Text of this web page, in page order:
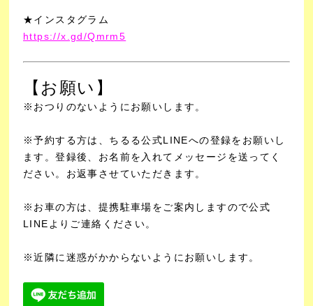
★インスタグラム
https://x.gd/Qmrm5
【お願い】
※おつりのないようにお願いします。
※予約する方は、ちるる公式LINEへの登録をお願いし
ます。登録後、お名前を入れてメッセージを送ってく
ださい。お返事させていただきます。
※お車の方は、提携駐車場をご案内しますので公式
LINEよりご連絡ください。
※近隣に迷惑がかからないようにお願いします。